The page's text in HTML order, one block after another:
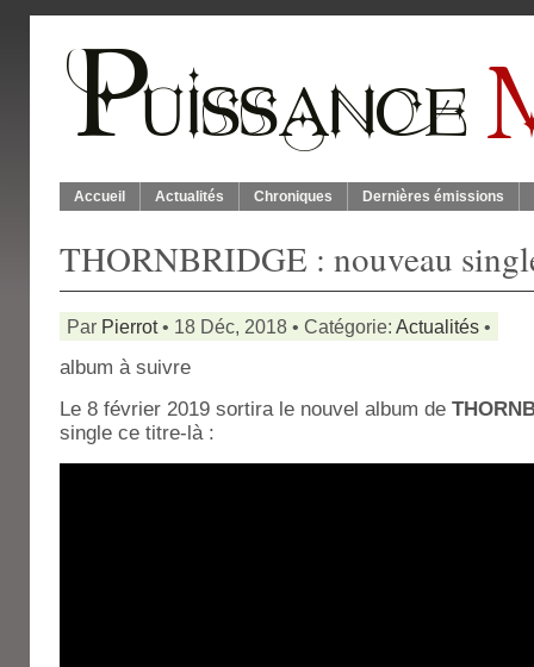
Accueil Actualités Chroniques Dernières émissions
THORNBRIDGE : nouveau
Par Pierrot• 18 Déc, 2018 • Catégorie: Actualités •
album à suivre
Le 8 février 2019 sortira le nouvel album de
single ce titre-là :